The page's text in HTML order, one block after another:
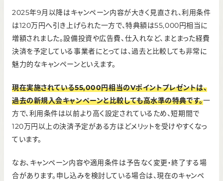
2025年7月～8月
入会・利用条件達成で最
大25,000円相当のVポ
イントプレゼント
～2025年6月
25,000円相当のVポイ
ントプレゼント
2025年9月以降はキャンペーン内容が大きく見直され、利用条件
は120万円へ引き上げられた一方で、特典額は55,000円相当に
増額されました。設備投資や広告費、仕入れなど、まとまった経費
決済を予定している事業者にとっては、過去と比較しても非常に
魅力的なキャンペーンといえます。
現在実施されている55,000円相当のVポイントプレゼントは、
過去の新規入会キャンペーンと比較しても高水準の特典です。一
方で、利用条件は以前より高く設定されているため、短期間で
120万円以上の決済予定がある方ほどメリットを受けやすくなっ
ています。
なお、キャンペーン内容や適用条件は予告なく変更・終了する場
合があります。申し込みを検討している場合は、現在のキャンペ